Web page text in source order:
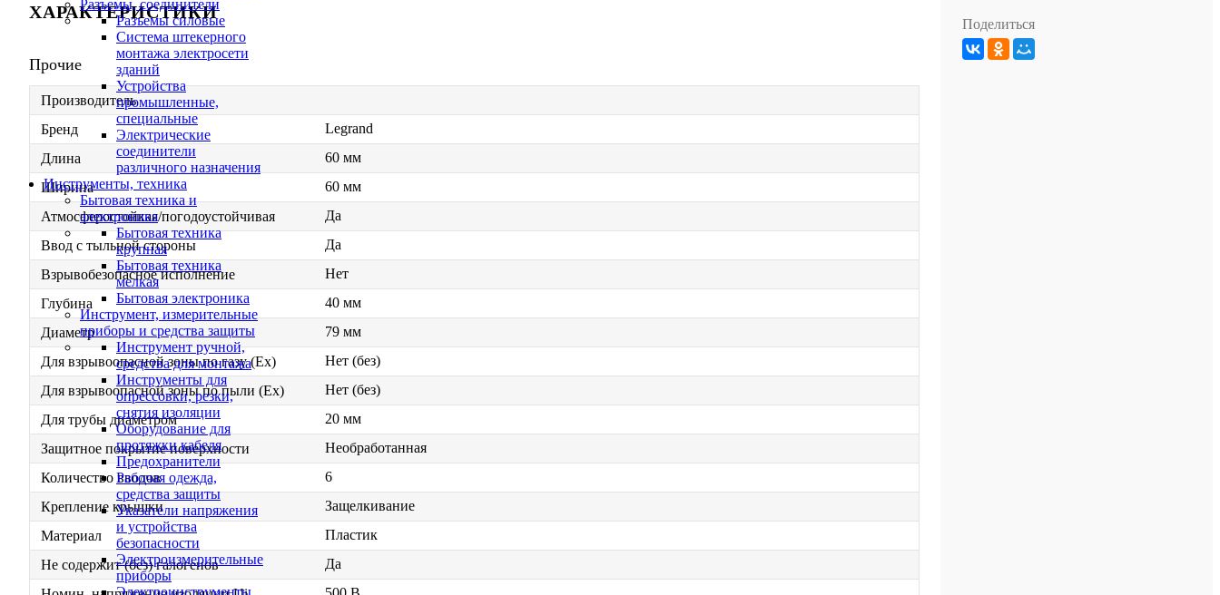
Разъемы, соединители
Разъемы силовые
Система штекерного
монтажа электросети
зданий
Устройства
промышленные,
специальные
Электрические
соединители
различного назначения
Инструменты, техника
Бытовая техника и
электроника
Бытовая техника
крупная
Бытовая техника
мелкая
Бытовая электроника
Инструмент, измерительные
приборы и средства защиты
Инструмент ручной,
средства для монтажа
Инструменты для
опрессовки, резки,
снятия изоляции
Оборудование для
протяжки кабеля
Предохранители
Рабочая одежда,
средства защиты
Указатели напряжения
и устройства
безопасности
Электроизмерительные
приборы
Электроинструменты
ХАРАКТЕРИСТИКИ
Прочие
Производитель
Бренд
Legrand
Длина
60 мм
Ширина
60 мм
Атмосферостойкая/погодоустойчивая
Да
Ввод с тыльной стороны
Да
Взрывобезопасное исполнение
Нет
Глубина
40 мм
Диаметр
79 мм
Для взрывоопасной зоны по газу (Ex)
Нет (без)
Для взрывоопасной зоны по пыли (Ex)
Нет (без)
Для трубы диаметром
20 мм
Защитное покрытие поверхности
Необработанная
Количество вводов
6
Крепление крышки
Защелкивание
Материал
Пластик
Не содержит (без) галогенов
Да
Поделиться